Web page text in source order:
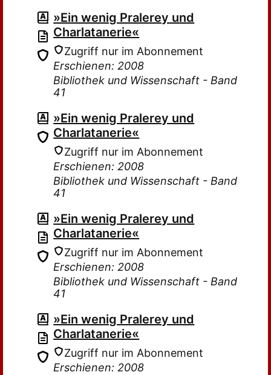
»Ein wenig Pralerey und
Charlatanerie«
Zugriff nur im Abonnement
Erschienen: 2008
Bibliothek und Wissenschaft - Band
41
»Ein wenig Pralerey und
Charlatanerie«
Zugriff nur im Abonnement
Erschienen: 2008
Bibliothek und Wissenschaft - Band
41
»Ein wenig Pralerey und
Charlatanerie«
Zugriff nur im Abonnement
Erschienen: 2008
Bibliothek und Wissenschaft - Band
41
»Ein wenig Pralerey und
Charlatanerie«
Zugriff nur im Abonnement
Erschienen: 2008